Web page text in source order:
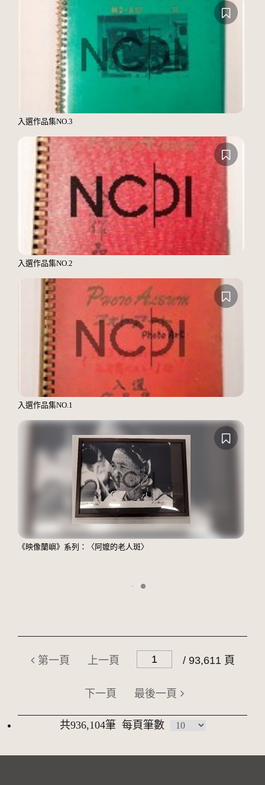
入選作品集NO.3
入選作品集NO.2
入選作品集NO.1
《映像蘭嶼》系列：〈阿嬤的老人斑〉
第一頁 上一頁 / 93,611 頁
下一頁 最後一頁
共936,104筆 每頁筆數